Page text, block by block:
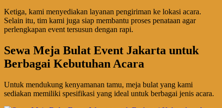
Ketiga, kami menyediakan layanan pengiriman ke lokasi acara.
Selain itu, tim kami juga siap membantu proses penataan agar
perlengkapan event tersusun dengan rapi.
Sewa Meja Bulat Event Jakarta untuk
Berbagai Kebutuhan Acara
Untuk mendukung kenyamanan tamu, meja bulat yang kami
sediakan memiliki spesifikasi yang ideal untuk berbagai jenis acara.